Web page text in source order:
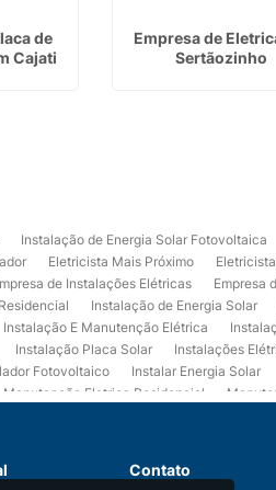
de
Cajati
Empresa de
Sertãozinho
Instalação de Energia Solar Fotovoltaica
Eletricista Mais Próximo
de Instalações Elétricas Empresa
Instalação de Energia Solar
Instalação E Manutenção Elétrica
Instalação Placa Solar Instalações
Fotovoltaico Instalar Energia Solar
Manutenção Eletrica Residencial
Energia Solar Empresa de Instalação
Contato